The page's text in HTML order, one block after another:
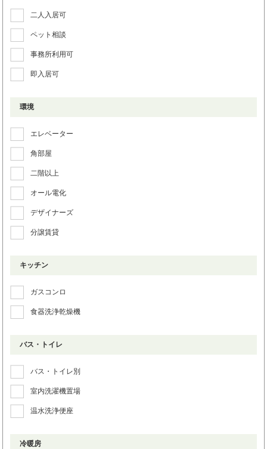
二人入居可
ペット相談
事務所利用可
即入居可
環境
エレベーター
角部屋
二階以上
オール電化
デザイナーズ
分譲賃貸
キッチン
ガスコンロ
食器洗浄乾燥機
バス・トイレ
バス・トイレ別
室内洗濯機置場
温水洗浄便座
冷暖房